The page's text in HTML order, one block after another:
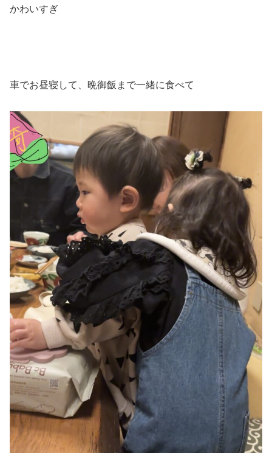
かわいすぎ
車でお昼寝して、晩御飯まで一緒に食べて